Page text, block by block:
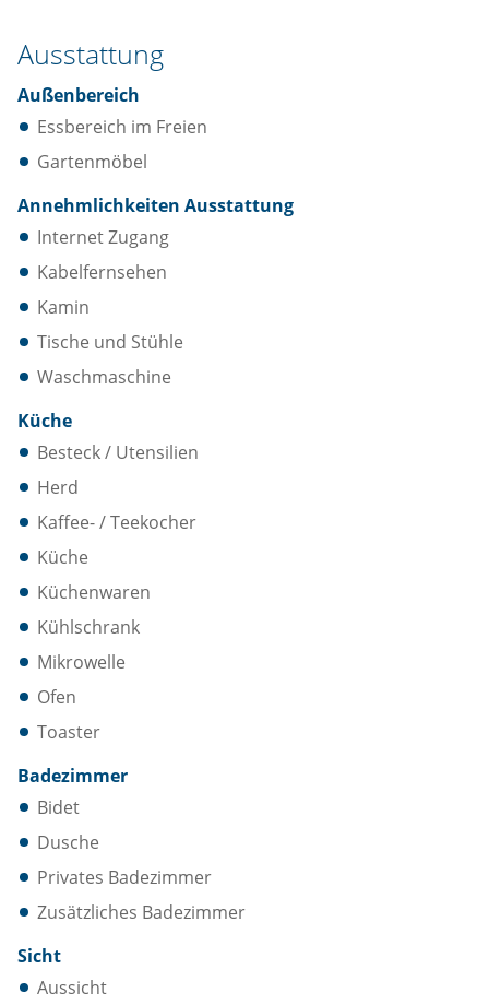
Ausstattung
Außenbereich
Essbereich im Freien
Gartenmöbel
Annehmlichkeiten Ausstattung
Internet Zugang
Kabelfernsehen
Kamin
Tische und Stühle
Waschmaschine
Küche
Besteck / Utensilien
Herd
Kaffee- / Teekocher
Küche
Küchenwaren
Kühlschrank
Mikrowelle
Ofen
Toaster
Badezimmer
Bidet
Dusche
Privates Badezimmer
Zusätzliches Badezimmer
Sicht
Aussicht